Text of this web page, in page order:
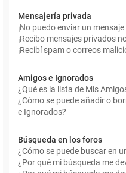
Mensajería privada
¡No puedo enviar un
¡Recibo mensajes privados
¡Recibí spam o correos
Amigos e Ignorados
¿Qué es la lista de Mis
¿Cómo se puede añadir o
e Ignorados?
Búsqueda en los foros
¿Cómo se puede buscar en
¿Por qué mi búsqueda me